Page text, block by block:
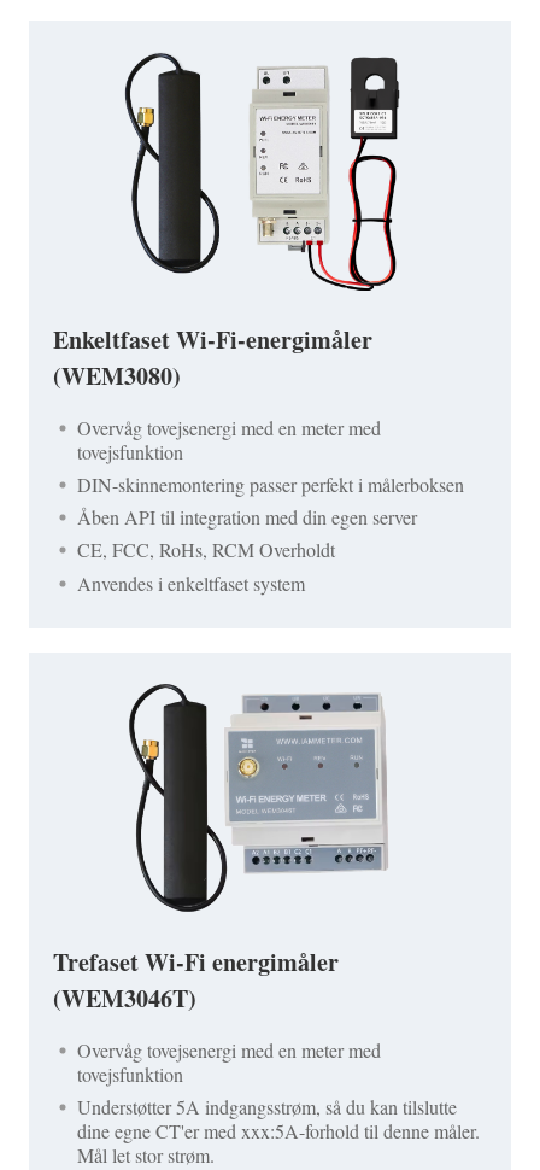
Enkeltfaset Wi-Fi-energimåler
(WEM3080)
Overvåg tovejsenergi med en meter med
tovejsfunktion
DIN-skinnemontering passer perfekt i målerboksen
Åben API til integration med din egen server
CE, FCC, RoHs, RCM Overholdt
Anvendes i enkeltfaset system
Trefaset Wi-Fi energimåler
(WEM3046T)
Overvåg tovejsenergi med en meter med
tovejsfunktion
Understøtter 5A indgangsstrøm, så du kan tilslutte
dine egne CT'er med xxx:5A-forhold til denne måler.
Mål let stor strøm.